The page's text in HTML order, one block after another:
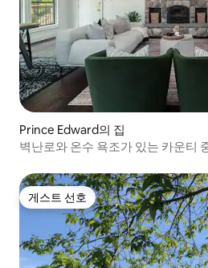
Prince Edward의 집
벽난로와 온수 욕조가 있는 카운티
게스트 선호
게스트 선호